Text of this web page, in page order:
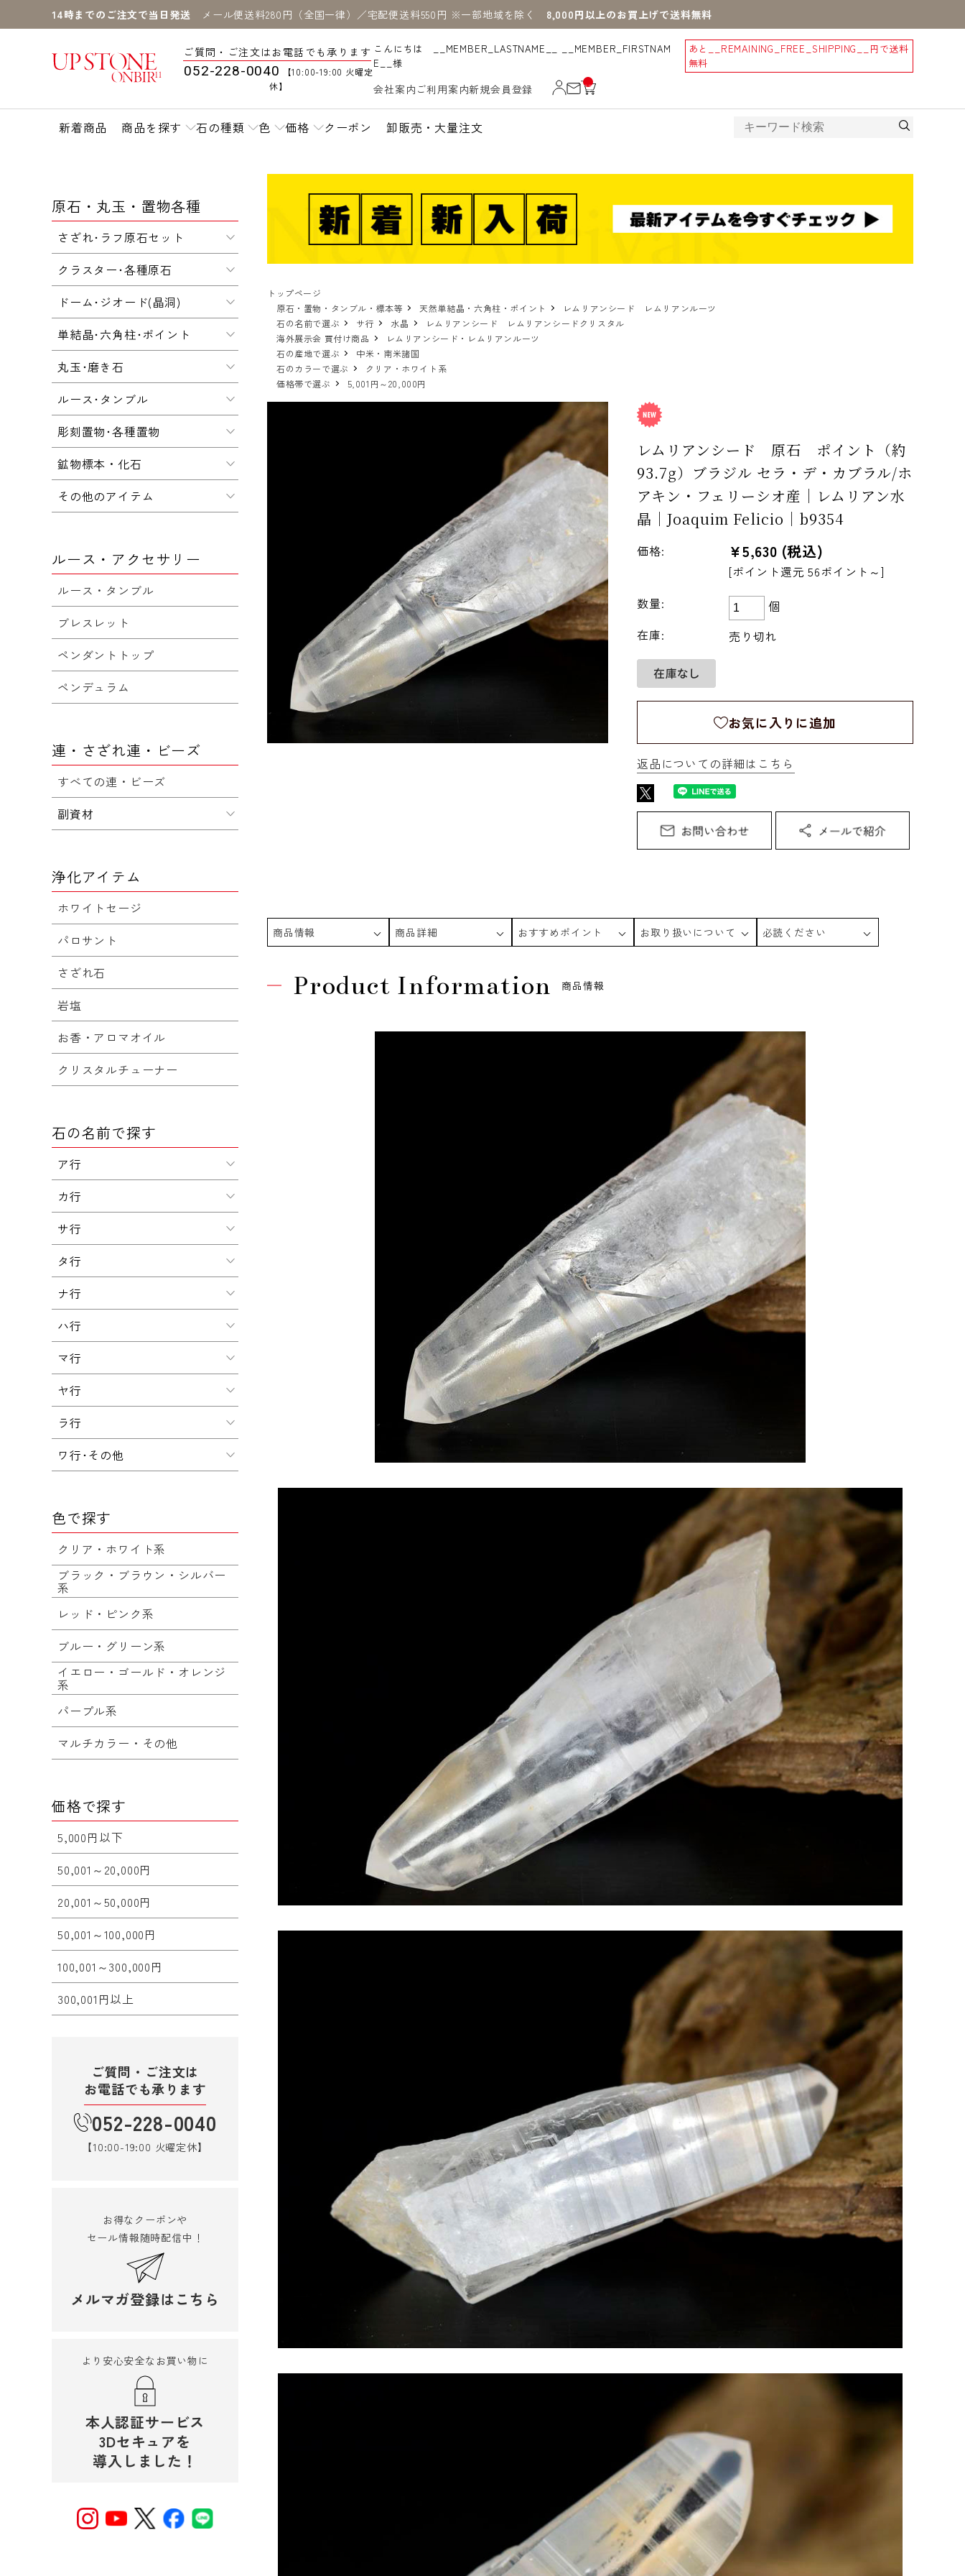
14時までのご注文で当日発送 メール便送料280円（全国一律）／宅配便送料550円 ※一部地域を除く 8,000円以上のお買上げで送料無料
ご質問・ご注文はお電話でも承ります
052-228-0040
【10:00-19:00 火曜定
休】
こんにちは __MEMBER_LASTNAME__ __MEMBER_FIRSTNAM
E__様
あと __REMAINING_FREE_SHIPPING__
円で送料
無料
会社案内 ご利用案内新規会員登録
__
IT
_C
新着商品 商品を探す 石の種類 色 価格 クーポン 卸販売・大量注文
トップページ
原石・置物・タンブル・標本等
天然単結晶・六角柱・ポイント
レムリアンシード レムリアンルーツ
石の名前で選ぶ
サ行 水晶
レムリアンシード レムリアンシードクリスタル
海外展示会 買付け商品
レムリアンシード・レムリアンルーツ
石の産地で選ぶ
中米・南米諸国
石のカラーで選ぶ
クリア・ホワイト系
価格帯で選ぶ
5,001円～20,000円
レムリアンシード 原石 ポイント（約
93.7g）ブラジル セラ・デ・カブラル/ホ
アキン・フェリーシオ産｜レムリアン水
晶｜Joaquim Felicio｜b9354
価格: ¥5,630 (税込)
[ポイント還元 56ポイント～]
数量:
個
在庫:
売り切れ
お気に入りに追加
返品についての詳細はこちら
商品情報 商品詳細 おすすめポイント お取り扱いについて 必読ください
Product Information 商品情報
原石・丸玉・置物各種
さざれ･ラフ原石セット
クラスター･各種原石
ドーム･ジオード(晶洞)
単結晶･六角柱･ポイント
丸玉･磨き石
ルース･タンブル
彫刻置物･各種置物
鉱物標本・化石
その他のアイテム
ルース・アクセサリー
ルース・タンブル
ブレスレット
ペンダントトップ
ペンデュラム
連・さざれ連・ビーズ
すべての連・ビーズ
副資材
浄化アイテム
ホワイトセージ
パロサント
さざれ石
岩塩
お香・アロマオイル
クリスタルチューナー
石の名前で探す
ア行
カ行
サ行
タ行
ナ行
ハ行
マ行
ヤ行
ラ行
ワ行･その他
色で探す
クリア・ホワイト系
ブラック・ブラウン・シルバー
系
レッド・ピンク系
ブルー・グリーン系
イエロー・ゴールド・オレンジ
系
パープル系
マルチカラー・その他
価格で探す
5,000円以下
50,001～20,000円
20,001～50,000円
50,001～100,000円
100,001～300,000円
300,001円以上
ご質問・ご注文は
お電話でも承ります
052-228-0040
【10:00-19:00 火曜定休】
お得なクーポンや
セール情報随時配信中！
メルマガ登録はこちら
より安心安全なお買い物に
本人認証サービス
3Dセキュアを
導入しました！